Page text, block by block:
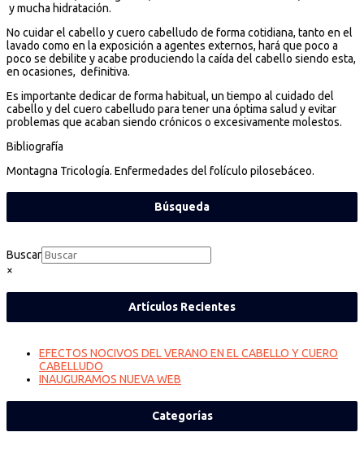
y mucha hidratación.
No cuidar el cabello y cuero cabelludo de forma cotidiana, tanto en el
lavado como en la exposición a agentes externos, hará que poco a
poco se debilite y acabe produciendo la caída del cabello siendo esta,
en ocasiones, definitiva.
Es importante dedicar de forma habitual, un tiempo al cuidado del
cabello y del cuero cabelludo para tener una óptima salud y evitar
problemas que acaban siendo crónicos o excesivamente molestos.
Bibliografía
Montagna Tricología. Enfermedades del folículo pilosebáceo.
Búsqueda
Buscar
×
Artículos Recientes
EFECTOS NOCIVOS DEL VERANO EN EL CABELLO Y CUERO
CABELLUDO
INAUGURAMOS NUEVA WEB
Categorías